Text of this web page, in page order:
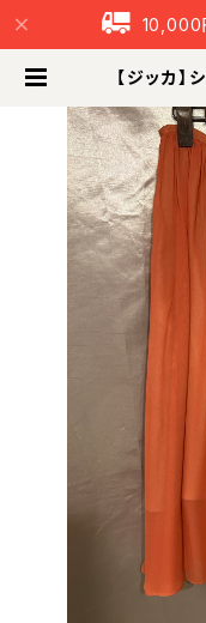
10,000
【ジッカ】